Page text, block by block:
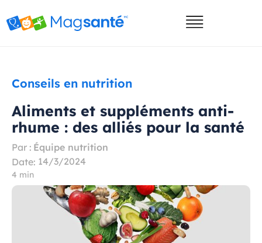
Conseils en nutrition
Aliments et suppléments anti-
rhume : des alliés pour la santé
Par : Équipe nutrition
Date: 14/3/2024
4 min